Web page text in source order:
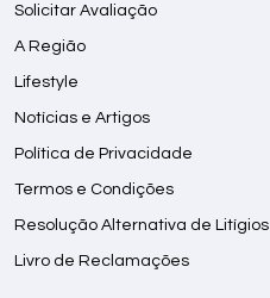
Solicitar Avaliação
A Região
Lifestyle
Notícias e Artigos
Política de Privacidade
Termos e Condições
Resolução Alternativa de Litígios
Livro de Reclamações